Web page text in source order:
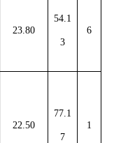
23.80
54.1
3
6
22.50
77.1
7
1